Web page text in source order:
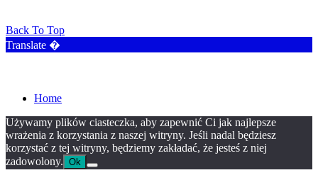
Back To Top
Translate �
Home
Używamy plików ciasteczka, aby zapewnić Ci jak najlepsze
wrażenia z korzystania z naszej witryny. Jeśli nadal będziesz
korzystać z tej witryny, będziemy zakładać, że jesteś z niej
zadowolony. Ok